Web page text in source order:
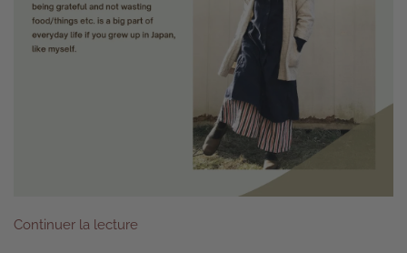
Continuer la lecture